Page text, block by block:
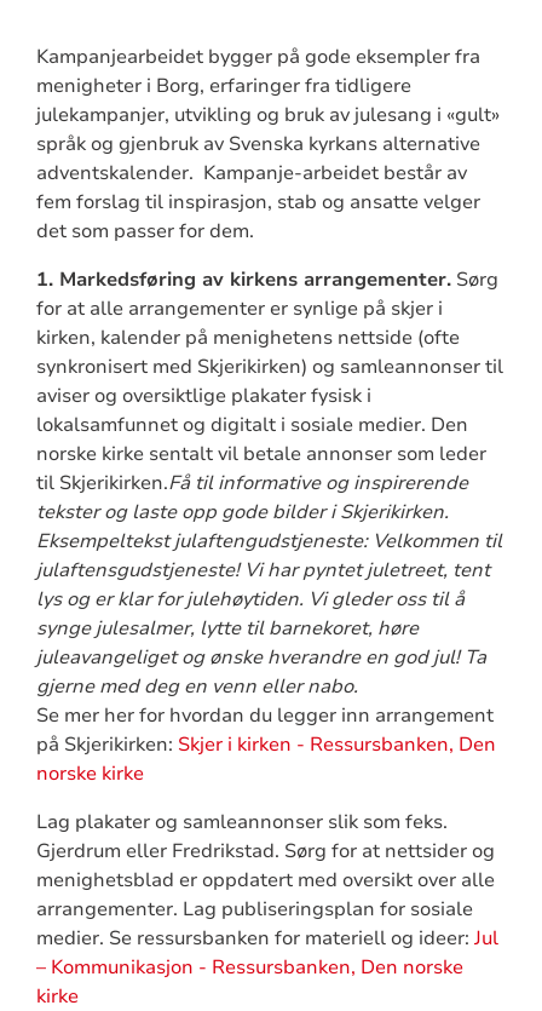
Kampanjearbeidet bygger på gode eksempler fra
menigheter i Borg, erfaringer fra tidligere
julekampanjer, utvikling og bruk av julesang i «gult»
språk og gjenbruk av Svenska kyrkans alternative
adventskalender. Kampanje-arbeidet består av
fem forslag til inspirasjon, stab og ansatte velger
det som passer for dem.
1. Markedsføring av kirkens arrangementer.Sørg
for at alle arrangementer er synlige på skjer i
kirken, kalender på menighetens nettside (ofte
synkronisert med Skjerikirken) og samleannonser til
aviser og oversiktlige plakater fysisk i
lokalsamfunnet og digitalt i sosiale medier. Den
norske kirke sentalt vil betale annonser som leder
til Skjerikirken.Få til informative og inspirerende
tekster og laste opp gode bilder i Skjerikirken.
Eksempeltekst julaftengudstjeneste: Velkommen til
julaftensgudstjeneste! Vi har pyntet juletreet, tent
lys og er klar for julehøytiden. Vi gleder oss til å
synge julesalmer, lytte til barnekoret, høre
juleavangeliget og ønske hverandre en god jul! Ta
gjerne med deg en venn eller nabo.
Se mer her for hvordan du legger inn arrangement
på Skjerikirken: Skjer i kirken - Ressursbanken, Den
norske kirke
Lag plakater og samleannonser slik som feks.
Gjerdrum eller Fredrikstad. Sørg for at nettsider og
menighetsblad er oppdatert med oversikt over alle
arrangementer. Lag publiseringsplan for sosiale
medier. Se ressursbanken for materiell og ideer: Jul
– Kommunikasjon - Ressursbanken, Den norske
kirke